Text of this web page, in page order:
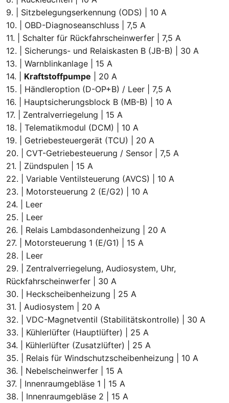
9. | Sitzbelegungserkennung (ODS) | 10 A
10. | OBD-Diagnoseanschluss | 7,5 A
11. | Schalter für Rückfahrscheinwerfer | 7,5 A
12. | Sicherungs- und Relaiskasten B (JB-B) | 30 A
13. | Warnblinkanlage | 15 A
14. | Kraftstoffpumpe | 20 A
15. | Händleroption (D-OP+B) / Leer | 7,5 A
16. | Hauptsicherungsblock B (MB-B) | 10 A
17. | Zentralverriegelung | 15 A
18. | Telematikmodul (DCM) | 10 A
19. | Getriebesteuergerät (TCU) | 20 A
20. | CVT-Getriebesteuerung / Sensor | 7,5 A
21. | Zündspulen | 15 A
22. | Variable Ventilsteuerung (AVCS) | 10 A
23. | Motorsteuerung 2 (E/G2) | 10 A
24. | Leer
25. | Leer
26. | Relais Lambdasondenheizung | 20 A
27. | Motorsteuerung 1 (E/G1) | 15 A
28. | Leer
29. | Zentralverriegelung, Audiosystem, Uhr,
Rückfahrscheinwerfer | 30 A
30. | Heckscheibenheizung | 25 A
31. | Audiosystem | 20 A
32. | VDC-Magnetventil (Stabilitätskontrolle) | 30 A
33. | Kühlerlüfter (Hauptlüfter) | 25 A
34. | Kühlerlüfter (Zusatzlüfter) | 25 A
35. | Relais für Windschutzscheibenheizung | 10 A
36. | Nebelscheinwerfer | 15 A
37. | Innenraumgebläse 1 | 15 A
38. | Innenraumgebläse 2 | 15 A